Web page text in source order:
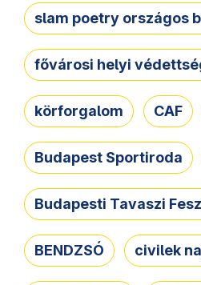
slam poetry országos
fővárosi helyi
körforgalom CAF
Budapest Sportiroda
Budapesti Tavaszi
BENDZSÓ civilek